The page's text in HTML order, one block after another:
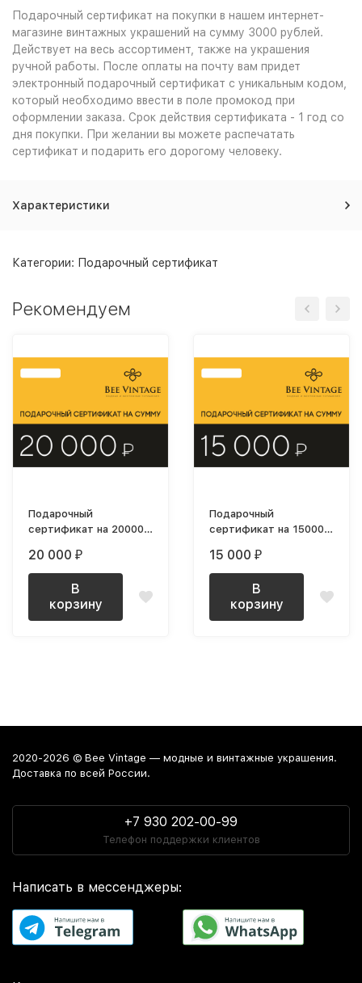
Подарочный сертификат на покупки в нашем интернет-
магазине винтажных украшений на сумму 3000 рублей.
Действует на весь ассортимент, также на украшения
ручной работы. После оплаты на почту вам придет
электронный подарочный сертификат с уникальным кодом,
который необходимо ввести в поле промокод при
оформлении заказа. Срок действия сертификата - 1 год со
дня покупки. При желании вы можете распечатать
сертификат и подарить его дорогому человеку.
Характеристики
Категории: Подарочный сертификат
Рекомендуем
Подарочный
сертификат на 20000
20 000 ₽
В
корзину
Подарочный
сертификат на 15000
15 000 ₽
В
корзину
2020-2026 © Bee Vintage — модные и винтажные украшения.
Доставка по всей России.
+7 930 202-00-99
Телефон поддержки клиентов
Написать в мессенджеры: